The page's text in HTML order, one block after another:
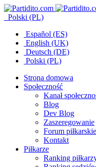
Polski (PL)
Español (ES)
English (UK)
Deutsch (DE)
Polski (PL)
Strona domowa
Społeczność
Kanał
Blog
Dev Blog
Zaszeregowanie
Forum piłkarskie
Kontakt
Piłkarze
Ranking